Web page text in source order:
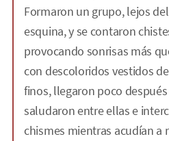
Formaron un grupo, lejos
esquina, y se contaron
provocando sonrisas más
con descoloridos vestidos
finos, llegaron poco
saludaron entre ellas e
chismes mientras acudían a